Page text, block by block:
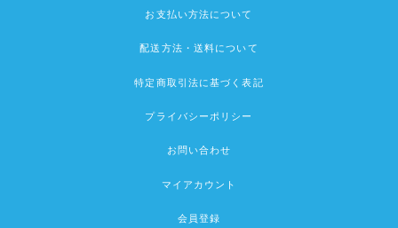
お支払い方法について
配送方法・送料について
特定商取引法に基づく表記
プライバシーポリシー
お問い合わせ
マイアカウント
会員登録